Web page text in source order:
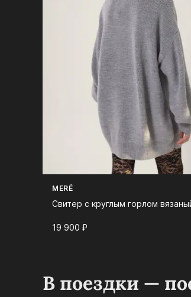
MERÉ
Свитер с круглым горлом
19 900⁠ ⁠₽
В поездки —